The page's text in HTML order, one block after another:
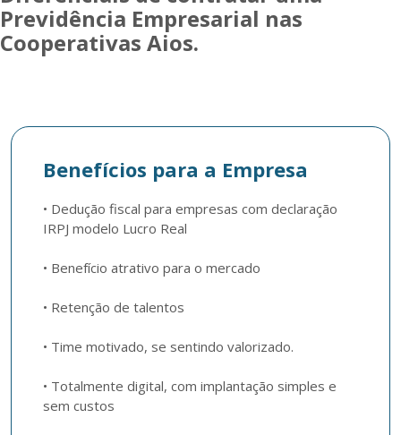
Previdência Empresarial nas
Cooperativas Aios.
Benefícios para a Empresa
• Dedução fiscal para empresas com declaração
IRPJ modelo Lucro Real
• Benefício atrativo para o mercado
• Retenção de talentos
• Time motivado, se sentindo valorizado.
• Totalmente digital, com implantação simples e
sem custos